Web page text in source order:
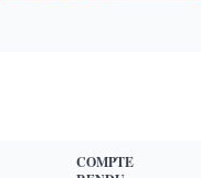
COMPTE